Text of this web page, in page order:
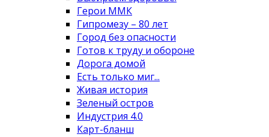
Герои ММК
Гипромезу – 80 лет
Город без опасности
Готов к труду и обороне
Дорога домой
Есть только миг...
Живая история
Зеленый остров
Индустрия 4.0
Карт-бланш